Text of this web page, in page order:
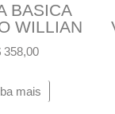
BASICA
WILLIAN
358,00
mais